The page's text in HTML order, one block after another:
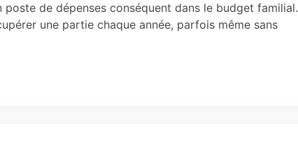
de dépenses conséquent dans le budget familial.
une partie chaque année, parfois même sans